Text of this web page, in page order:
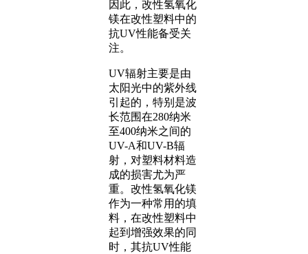
因此，改性氢氧化
镁在改性塑料中的
抗UV性能备受关
注。
UV辐射主要是由
太阳光中的紫外线
引起的，特别是波
长范围在280纳米
至400纳米之间的
UV-A和UV-B辐
射，对塑料材料造
成的损害尤为严
重。改性氢氧化镁
作为一种常用的填
料，在改性塑料中
起到增强效果的同
时，其抗UV性能